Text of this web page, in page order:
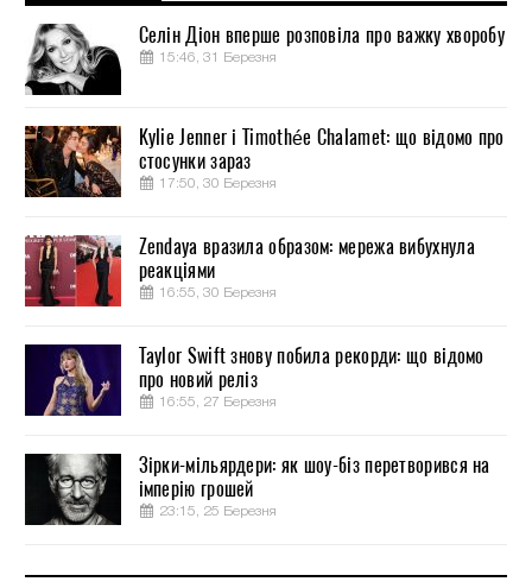
Селін Діон вперше розповіла про важку хворобу
15:46, 31 Березня
Kylie Jenner і Timothée Chalamet: що відомо про
стосунки зараз
17:50, 30 Березня
Zendaya вразила образом: мережа вибухнула
реакціями
16:55, 30 Березня
Taylor Swift знову побила рекорди: що відомо
про новий реліз
16:55, 27 Березня
Зірки-мільярдери: як шоу-біз перетворився на
імперію грошей
23:15, 25 Березня